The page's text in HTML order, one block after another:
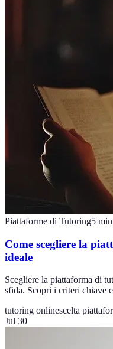
Piattaforme di Tutoring5 min
Come scegliere la
ideale
Scegliere la piattaforma di
sfida. Scopri i criteri chiave
tutoring onlinescelta
Jul 30